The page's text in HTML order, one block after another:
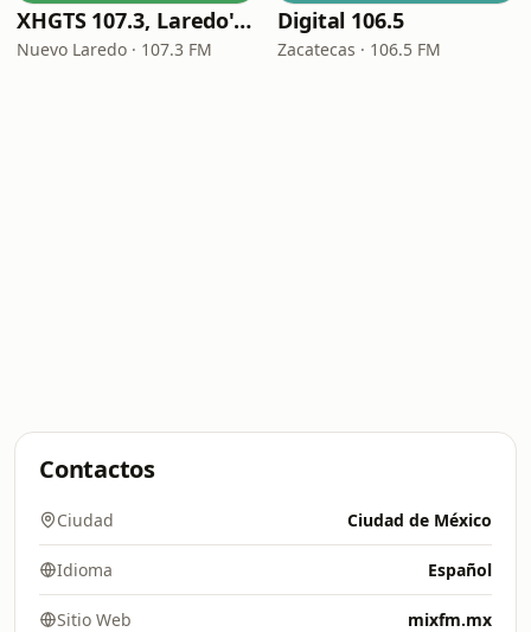
XHGTS 107.3, Laredo's Classic Hits
Nuevo Laredo · 107.3 FM
Digital 106.5
Zacatecas · 106.5 FM
Contactos
Ciudad Ciudad de México
Idioma Español
Sitio Web mixfm.mx